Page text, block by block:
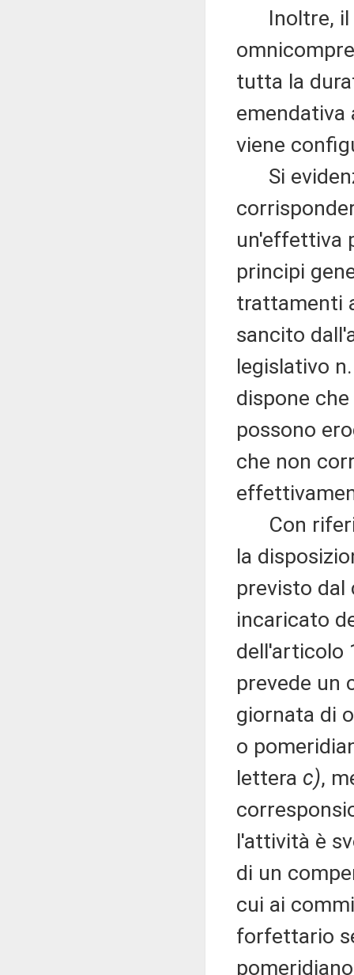
Inoltre, il
tutta la
emendativa
viene
Si
un'effettiva
principi
trattamenti
sancito
legislativo
dispone
possono
che non
Con
la
previsto
incaricato
dell'articolo
prevede un
giornata di
o
lettera c),
l'attività è
di un
cui ai
forfettario